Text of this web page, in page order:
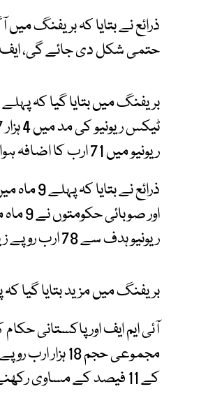
ذرائع نے بتایا کہ بریفنگ
حتمی شکل دی جائے گی، ایف بی آر نے جولائی
ریونیو میں 71 ارب کا اضافہ ہوا ہے۔
ریونیو ہدف سے 78 ارب روپے زیادہ رہا ہے۔
بریفنگ میں مزید بتایا گیا
آئی ایم ایف اور پاکستانی
مجموعی حجم
کے 11 فیصد کے مساوی رکھنے کی تجویز بھی دی گئی۔